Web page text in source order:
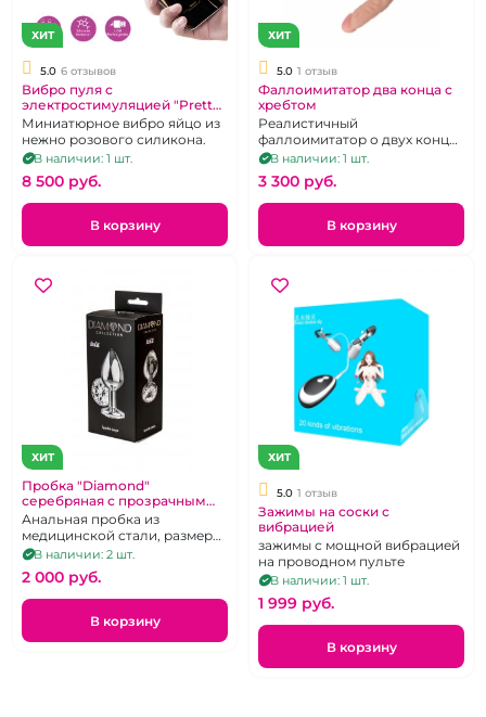
ХИТ
5.0 6 отзывов
Вибро пуля с
электростимуляцией "Pretty
love" Doreen управление с
приложения.
Миниатюрное вибро яйцо из
нежно розового силикона.
В наличии: 1 шт.
8 500 pуб.
В корзину
ХИТ
5.0 1 отзыв
Фаллоимитатор два конца с
хребтом
Реалистичный
фаллоимитатор о двух концах
из TPE телесного цвета.
В наличии: 1 шт.
3 300 pуб.
В корзину
ХИТ
Пробка "Diamond"
серебряная с прозрачным
кристаллом
Анальная пробка из
медицинской стали, размера
M с прозрачным кристаллом
В наличии: 2 шт.
2 000 pуб.
В корзину
ХИТ
5.0 1 отзыв
Зажимы на соски с
вибрацией
зажимы с мощной вибрацией
на проводном пульте
В наличии: 1 шт.
1 999 pуб.
В корзину